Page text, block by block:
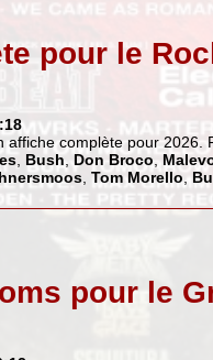
pour le
affiche complète pour 2026.
, Bush Don Broco
, Tom Morello
pour le